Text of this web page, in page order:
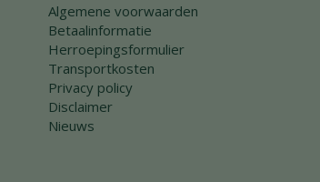
Algemene voorwaarden
Betaalinformatie
Herroepingsformulier
Transportkosten
Privacy policy
Disclaimer
Nieuws